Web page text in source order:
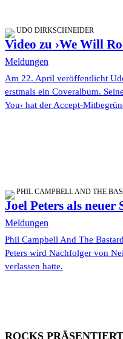
UDO DIRKSCHNEIDER
Video zu ›We Will
Meldungen
Am 22. April veröffentlicht
erstmals ein Coveralbum.
You‹ hat der Accept-
PHIL CAMPBELL AND THE
Joel Peters als neuer
Meldungen
Phil Campbell And The
Peters wird Nachfolger von
verlassen hatte.
ROCKS PRÄSENTIERT